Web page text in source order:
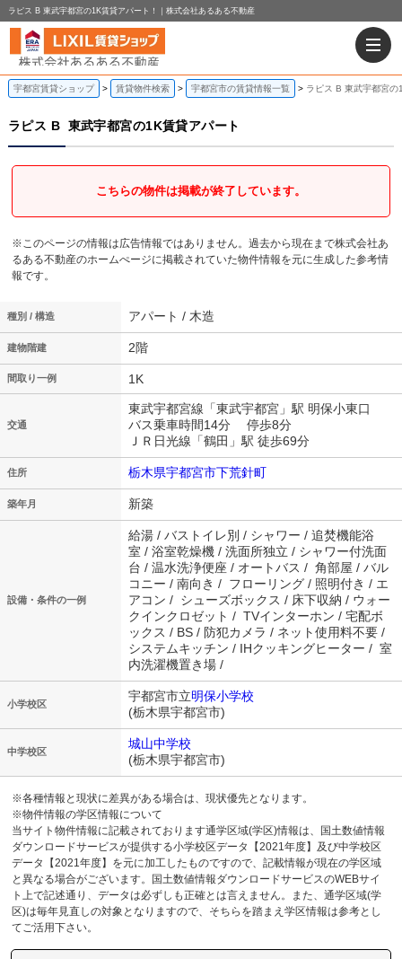
ラピス B 東武宇都宮の1K賃貸アパート！｜株式会社あるある不動産
宇都宮賃貸ショップ 賃貸物件検索 宇都宮市の賃貸情報一覧 ラピス B 東武宇都宮の
ラピス B 東武宇都宮の1K賃貸アパート
こちらの物件は掲載が終了しています。
※このページの情報は広告情報ではありません。過去から現在まで株式会社あ
るある不動産のホームぺージに掲載されていた物件情報を元に生成した参考情
報です。
種別 / 構造 アパート / 木造
建物階建 2階
間取り一例 1K
交通
東武宇都宮線「東武宇都宮」駅 明保小東口
バス乗車時間14分 停歩8分
ＪＲ日光線「鶴田」駅 徒歩69分
住所 栃木県宇都宮市下荒針町
築年月 新築
設備・条件の一例
給湯 / バストイレ別 / シャワー / 追焚機能浴
室 / 浴室乾燥機 / 洗面所独立 / シャワー付洗面
台 / 温水洗浄便座 / オートバス / 角部屋 / バル
コニー / 南向き / フローリング / 照明付き / エ
アコン / シューズボックス / 床下収納 / ウォー
クインクロゼット / TVインターホン / 宅配ボ
ックス / BS / 防犯カメラ / ネット使用料不要 /
システムキッチン / IHクッキングヒーター / 室
内洗濯機置き場 /
小学校区
宇都宮市立明保小学校
(栃木県宇都宮市)
中学校区
城山中学校
(栃木県宇都宮市)
※各種情報と現状に差異がある場合は、現状優先となります。
※物件情報の学区情報について
当サイト物件情報に記載されております通学区域(学区)情報は、国土数値情報
ダウンロードサービスが提供する小学校区データ【2021年度】及び中学校区
データ【2021年度】を元に加工したものですので、記載情報が現在の学区域
と異なる場合がございます。国土数値情報ダウンロードサービスのWEBサイ
ト上で記述通り、データは必ずしも正確とは言えません。また、通学区域(学
区)は毎年見直しの対象となりますので、そちらを踏まえ学区情報は参考とし
てご活用下さい。